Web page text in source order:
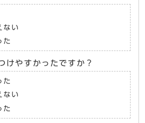
ない
た
けやすかったですか？
た
ない
た